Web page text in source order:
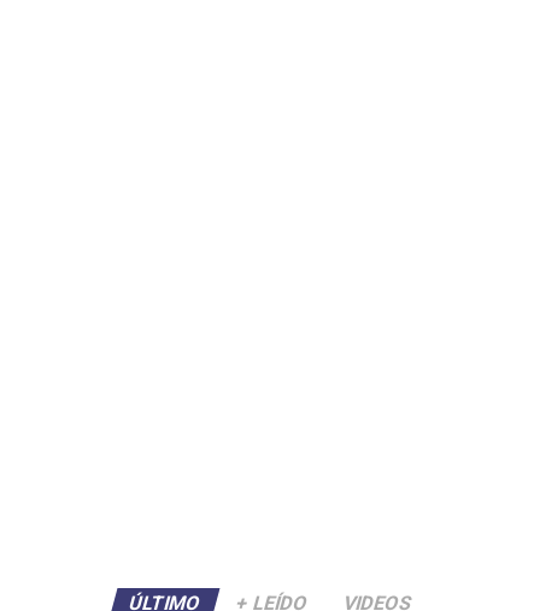
ÚLTIMO + LEÍDO VIDEOS